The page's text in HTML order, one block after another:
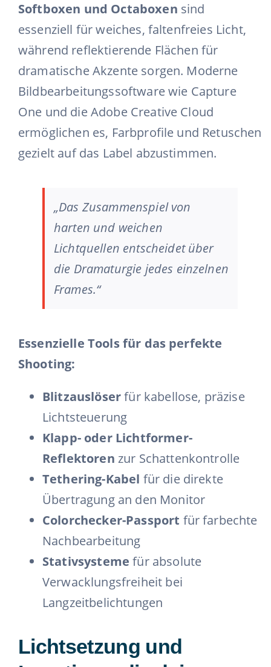
Softboxen und Octaboxen sind
essenziell für weiches, faltenfreies Licht,
während reflektierende Flächen für
dramatische Akzente sorgen. Moderne
Bildbearbeitungssoftware wie Capture
One und die Adobe Creative Cloud
ermöglichen es, Farbprofile und Retuschen
gezielt auf das Label abzustimmen.
„Das Zusammenspiel von
harten und weichen
Lichtquellen entscheidet über
die Dramaturgie jedes einzelnen
Frames.“
Essenzielle Tools für das perfekte
Shooting:
Blitzauslöserfür kabellose, präzise
Lichtsteuerung
Klapp- oder Lichtformer-
Reflektoren zur Schattenkontrolle
Tethering-Kabel für die direkte
Übertragung an den Monitor
Colorchecker-Passport für farbechte
Nachbearbeitung
Stativsysteme für absolute
Verwacklungsfreiheit bei
Langzeitbelichtungen
Lichtsetzung und